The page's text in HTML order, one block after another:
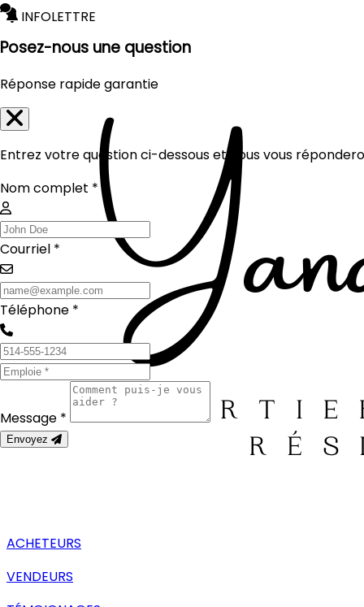
INFOLETTRE
ACHETEURS
VENDEURS
Posez-nous une question
Réponse rapide garantie
Entrez votre question ci-dessous et nous vous
Nom complet *
Courriel *
Téléphone *
Message *
Envoyez